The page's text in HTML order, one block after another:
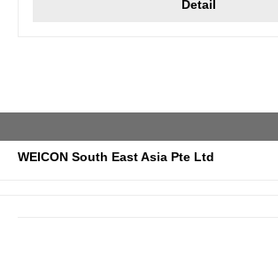
Detail
WEICON South East Asia Pte Ltd